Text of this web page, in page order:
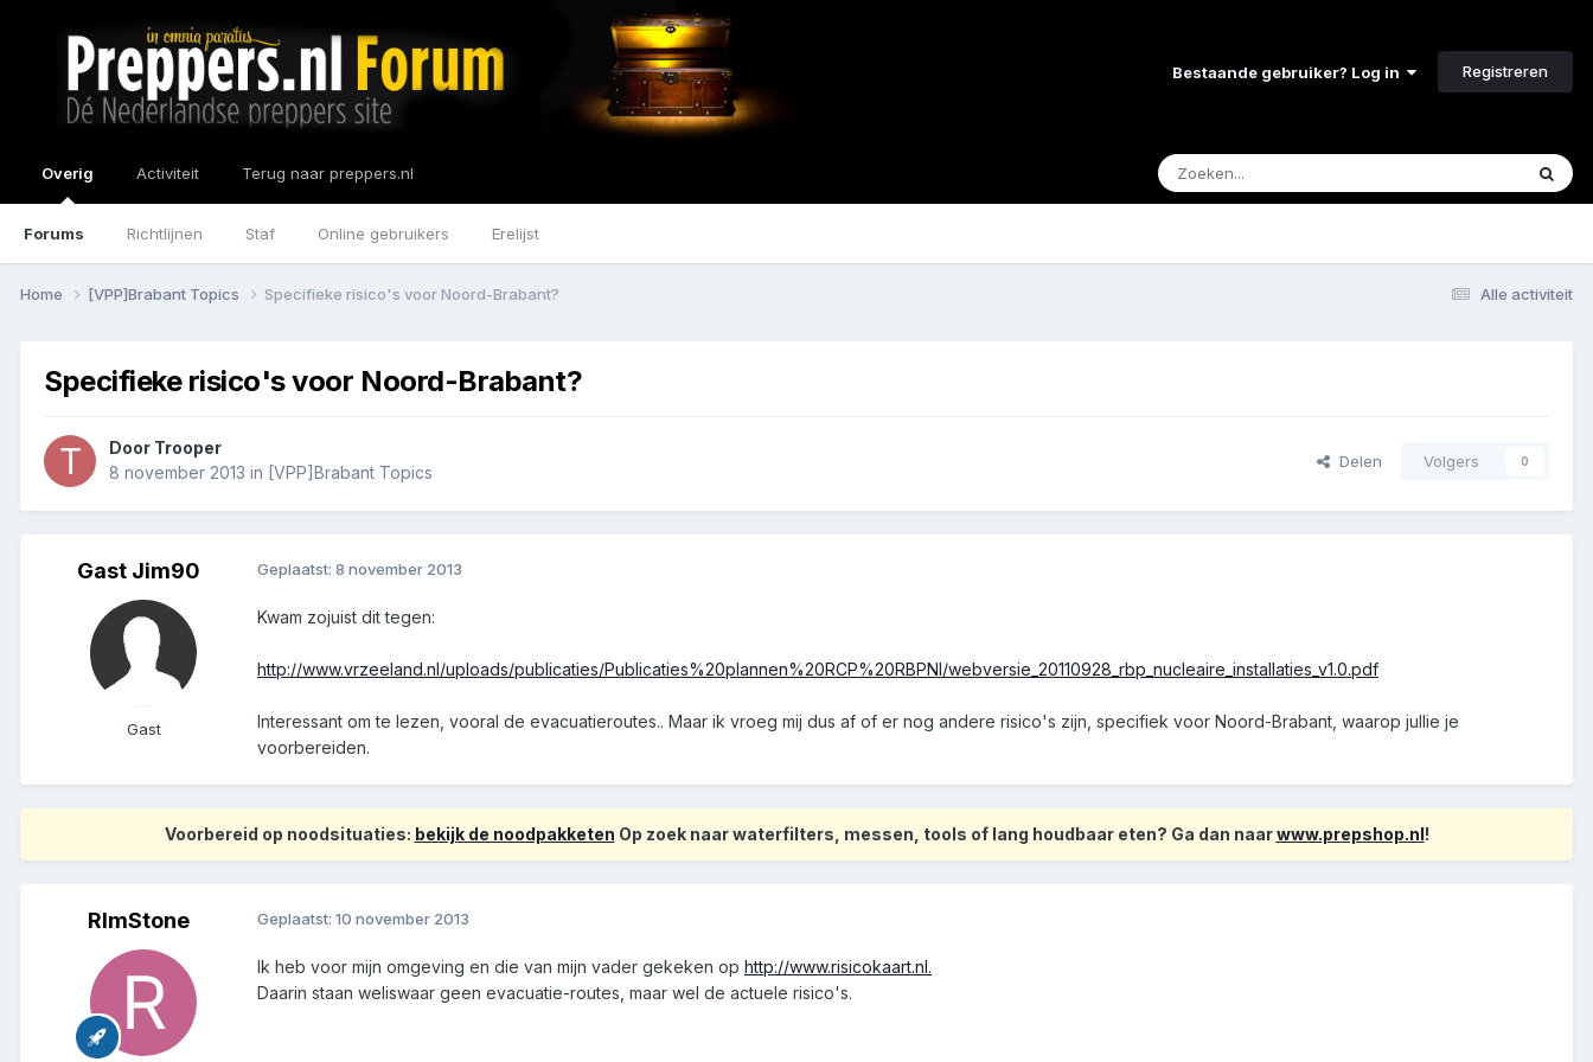
Bestaande gebruiker? Log in Registreren
Overig
Forums Richtlijnen Staf Online gebruikers Erelijst
Activiteit Terug naar preppers.nl
Alle activiteit
Home [VPP]Brabant Topics Specifieke risico's voor Noord-Brabant?
Specifieke risico's voor Noord-Brabant?
Door Trooper
8 november 2013 in [VPP]Brabant Topics
Delen Volgers 0
Gast Jim90
Gast
Geplaatst: 8 november 2013
Kwam zojuist dit tegen:
http://www.vrzeeland.nl/uploads/publicaties/Publicaties%20plannen%20RCP%20RBPNI/webversie_20110928_rbp_nucleaire_installaties_v1.0.pdf
Interessant om te lezen, vooral de evacuatieroutes.. Maar ik vroeg mij dus af of er nog andere risico's zijn, specifiek voor Noord-Brabant, waarop jullie je
voorbereiden.
Voorbereid op noodsituaties: bekijk de noodpakketen Op zoek naar waterfilters, messen, tools of lang houdbaar eten? Ga dan naarwww.prepshop.nl!
RImStone Geplaatst: 10 november 2013
Ik heb voor mijn omgeving en die van mijn vader gekeken op http://www.risicokaart.nl.
Daarin staan weliswaar geen evacuatie-routes, maar wel de actuele risico's.